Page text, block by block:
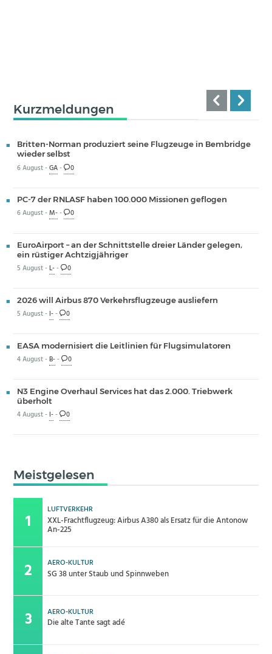
Kurzmeldungen
Britten-Norman produziert seine Flugzeuge in Bembridge
wieder selbst
6 August -GA- 0
PC-7 der RNLASF haben 100.000 Missionen geflogen
6 August -M-- 0
EuroAirport – an der Schnittstelle dreier Länder gelegen,
ein rüstiger Achtzigjähriger
5 August -L-- 0
2026 will Airbus 870 Verkehrsflugzeuge ausliefern
5 August - I-- 0
EASA modernisiert die Leitlinien für Flugsimulatoren
4 August -B-- 0
N3 Engine Overhaul Services hat das 2.000. Triebwerk
überholt
4 August - I-- 0
Meistgelesen
LUFTVERKEHR
XXL-Frachtflugzeug: Airbus A380 als Ersatz für die Antonow
An-225
AERO-KULTUR
SG 38 unter Staub und Spinnweben
AERO-KULTUR
Die alte Tante sagt adé